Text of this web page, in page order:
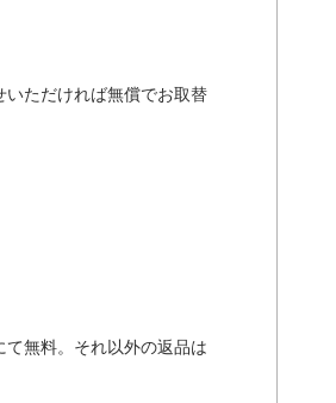
ただければ無償でお取替
無料。それ以外の返品は